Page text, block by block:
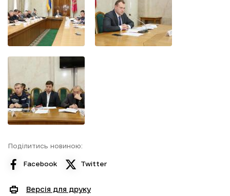
Поділитись новиною:
Facebook Twitter
Версія для друку